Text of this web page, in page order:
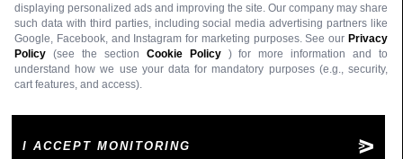
displaying personalized ads and improving the site. Our company may share
such data with third parties, including social media advertising partners like
Google, Facebook, and Instagram for marketing purposes. See our Privacy
Policy (see the section Cookie Policy
) for more information and to
understand how we use your data for mandatory purposes (e.g., security,
cart features, and access).
I ACCEPT MONITORING